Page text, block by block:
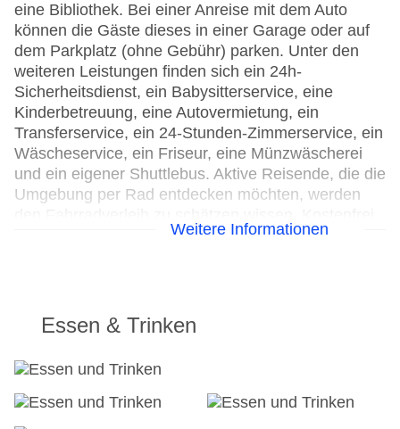
eine Bibliothek. Bei einer Anreise mit dem Auto
können die Gäste dieses in einer Garage oder auf
dem Parkplatz (ohne Gebühr) parken. Unter den
weiteren Leistungen finden sich ein 24h-
Sicherheitsdienst, ein Babysitterservice, eine
Kinderbetreuung, eine Autovermietung, ein
Transferservice, ein 24-Stunden-Zimmerservice, ein
Wäscheservice, ein Friseur, eine Münzwäscherei
und ein eigener Shuttlebus. Aktive Reisende, die die
Umgebung per Rad entdecken möchten, werden
steht Gästen die Tageszeitung zur Verfügung. Bei
24h Rezeption
Parkplatz
Check-out bis: 11:00:00
Konferenzraum
Weitere Informationen
Essen & Trinken